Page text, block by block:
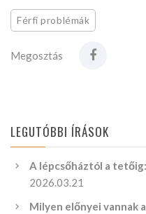
Férfi problémák
Megosztás
LEGUTÓBBI ÍRÁSOK
A lépcsőháztól a
2026.03.21
Milyen előnyei vannak